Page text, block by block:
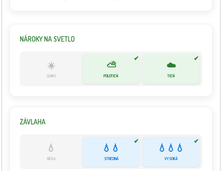
NÁROKY NA SVETLO
☀️
SLNKO
✔
⛅
POLOTIEŇ
✔
☁️
TIEŇ
ZÁVLAHA
💧
NÍZKA
✔
💧💧
STREDNÁ
✔
💧💧💧
VYSOKÁ